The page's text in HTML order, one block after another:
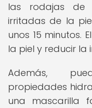
las rodajas de
irritadas de la
unos 15 minutos.
la piel y reducir la
Además,
propiedades
una mascarilla